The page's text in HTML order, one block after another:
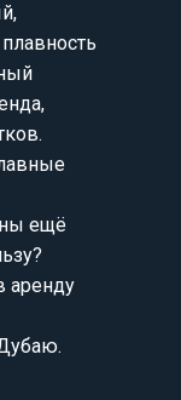
ещё
аренду